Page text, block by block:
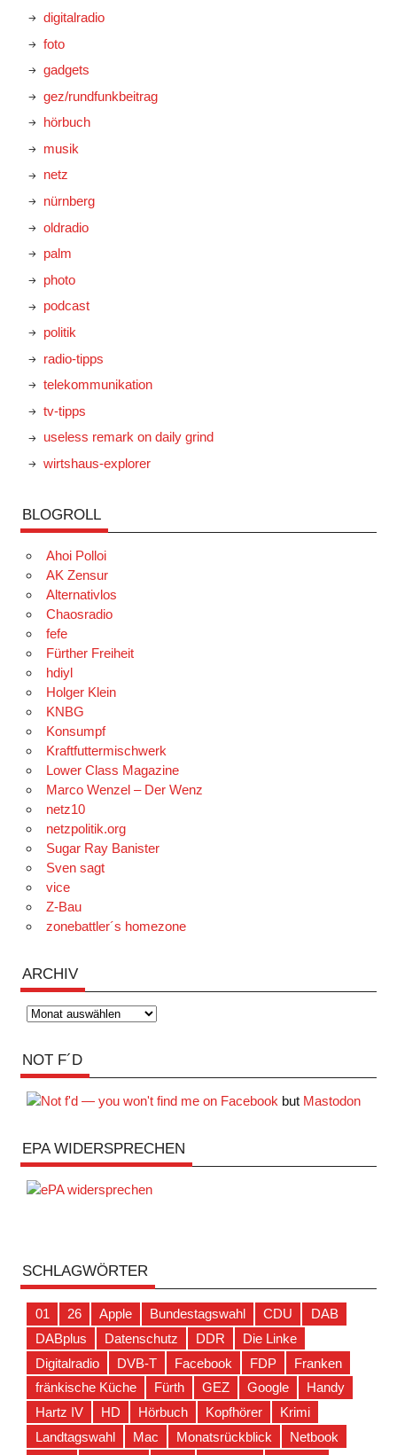
digitalradio
foto
gadgets
gez/rundfunkbeitrag
hörbuch
musik
netz
nürnberg
oldradio
palm
photo
podcast
politik
radio-tipps
telekommunikation
tv-tipps
useless remark on daily grind
wirtshaus-explorer
BLOGROLL
Ahoi Polloi
AK Zensur
Alternativlos
Chaosradio
fefe
Fürther Freiheit
hdiyl
Holger Klein
KNBG
Konsumpf
Kraftfuttermischwerk
Lower Class Magazine
Marco Wenzel – Der Wenz
netz10
netzpolitik.org
Sugar Ray Banister
Sven sagt
vice
Z-Bau
zonebattler´s homezone
ARCHIV
Archiv
NOT F´D
but Mastodon
EPA WIDERSPRECHEN
SCHLAGWÖRTER
01 26 Apple Bundestagswahl CDU
DAB
DABplus
Datenschutz DDR
Die Linke
Digitalradio
DVB-T Facebook FDP
Franken
fränkische Küche
Fürth GEZ Google
Handy
Hartz IV
HD Hörbuch Kopfhörer
Krimi
Landtagswahl
Mac Monatsrückblick
Netbook